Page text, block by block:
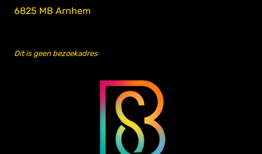
6825 MB Arnhem
Dit is geen bezoekadres